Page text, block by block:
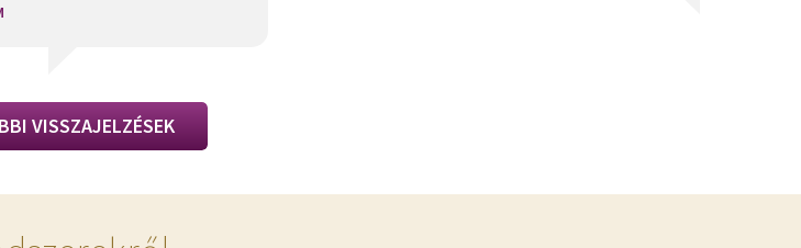
VISSZAJELZÉSEK